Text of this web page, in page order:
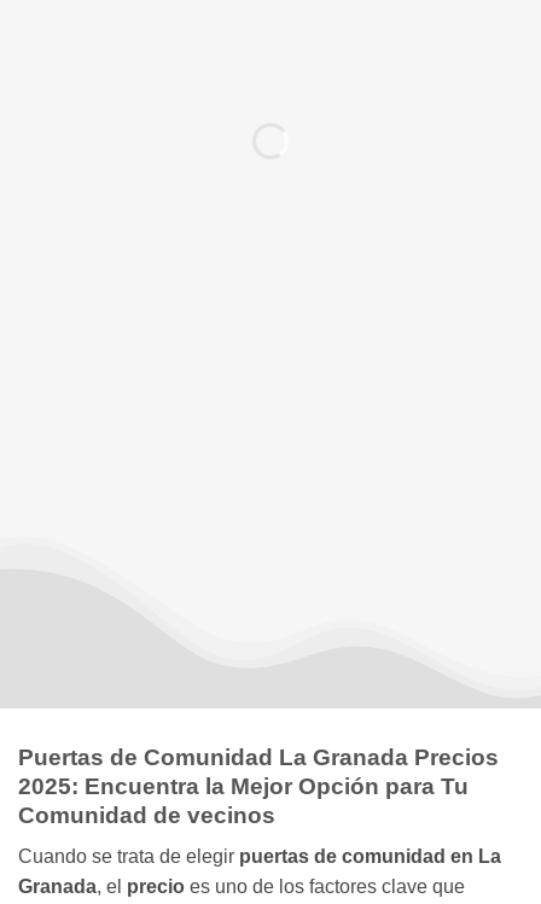
Puertas de Comunidad La Granada Precios
2025: Encuentra la Mejor Opción para Tu
Comunidad de vecinos
Cuando se trata de elegir puertas de comunidad en La
Granada, el precio es uno de los factores clave que